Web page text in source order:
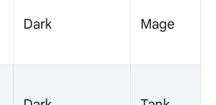
Dark Mage